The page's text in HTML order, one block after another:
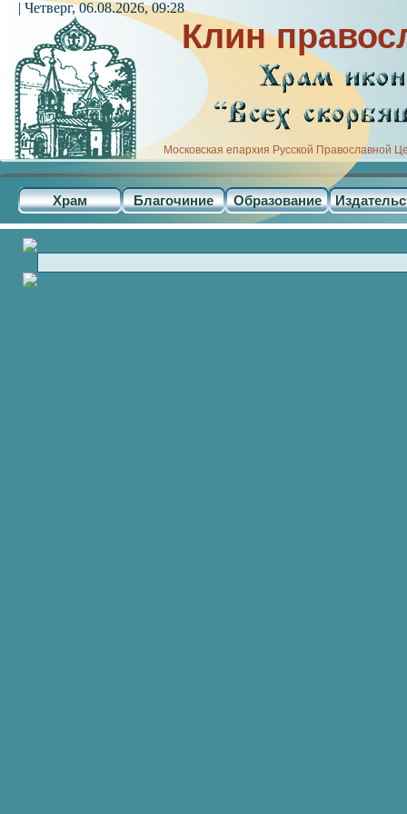
Клин
Московская епархия Русской Православной
Храм Благочиние Образование
| Четверг, 06.08.2026, 09:28